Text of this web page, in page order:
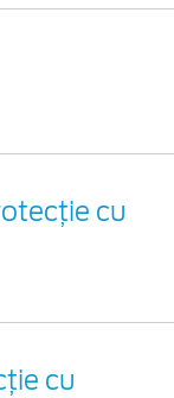
cu
cu